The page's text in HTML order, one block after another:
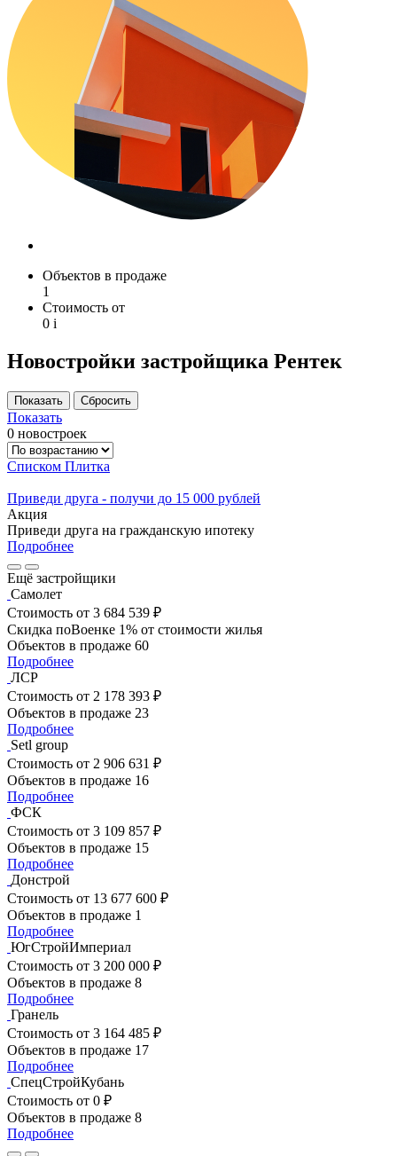
Объектов в продаже
1
Стоимость от
0 i
Новостройки застройщика Рентек
Показать
0 новостроек
Списком Плитка
Приведи друга - получи до 15 000 рублей
Акция
Приведи друга на гражданскую ипотеку
Подробнее
Ещё застройщики
Самолет
Стоимость от 3 684 539 ₽
Скидка поВоенке 1% от стоимости жилья
Объектов в продаже 60
Подробнее
ЛСР
Стоимость от 2 178 393 ₽
Объектов в продаже 23
Подробнее
Setl group
Стоимость от 2 906 631 ₽
Объектов в продаже 16
Подробнее
ФСК
Стоимость от 3 109 857 ₽
Объектов в продаже 15
Подробнее
Донстрой
Стоимость от 13 677 600 ₽
Объектов в продаже 1
Подробнее
ЮгСтройИмпериал
Стоимость от 3 200 000 ₽
Объектов в продаже 8
Подробнее
Гранель
Стоимость от 3 164 485 ₽
Объектов в продаже 17
Подробнее
СпецСтройКубань
Стоимость от 0 ₽
Объектов в продаже 8
Подробнее